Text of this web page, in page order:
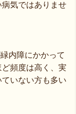
気ではありませ
内障にかかって
頻度は高く、実
いない方も多い